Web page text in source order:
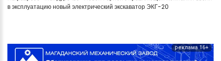
в эксплуатацию новый электрический экскаватор ЭКГ-20
реклама 16+